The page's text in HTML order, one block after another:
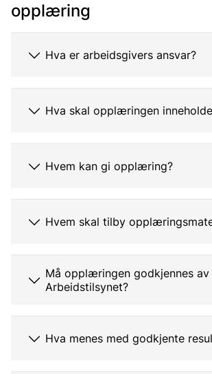
opplæring
Hva er arbeidsgivers ansvar?
Hva skal opplæringen
Hvem kan gi opplæring?
Hvem skal tilby
Må opplæringen godkjennes av
Arbeidstilsynet?
Hva menes med godkjente